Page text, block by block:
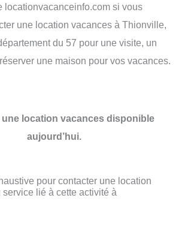
locationvacanceinfo.com si vous
une location vacances à Thionville,
du 57 pour une visite, un
une maison pour vos vacances.
location vacances disponible
aujourd’hui.
pour contacter une location
lié à cette activité à